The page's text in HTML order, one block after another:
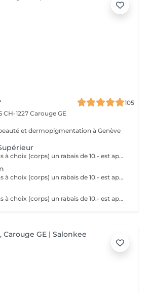
105
CH-1227 Carouge GE
et dermopigmentation à Genève
Pour deux épilations à choix (corps) un rabais de 10.- est appliqué
Pour deux épilations à choix (corps) un rabais de 10.- est appliqué
Pour deux épilations à choix (corps) un rabais de 10.- est appliqué